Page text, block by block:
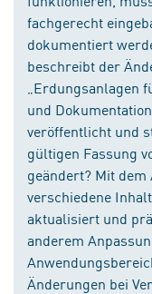
fachgerecht
dokumentiert
beschreibt der
„Erdungsanlagen
und
veröffentlicht und
gültigen Fassung
geändert? Mit
verschiedene
aktualisiert und
anderem
Änderungen bei